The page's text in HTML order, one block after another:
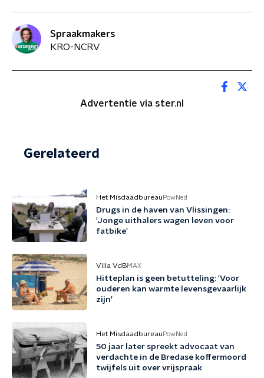
Spraakmakers
KRO-NCRV
Advertentie via ster.nl
Gerelateerd
Het Misdaadbureau PowNed
Drugs in de haven van Vlissingen:
'Jonge uithalers wagen leven voor
fatbike'
Villa VdBMAX
Hitteplan is geen betutteling: 'Voor
ouderen kan warmte levensgevaarlijk
zijn'
Het Misdaadbureau PowNed
50 jaar later spreekt advocaat van
verdachte in de Bredase koffermoord
twijfels uit over vrijspraak